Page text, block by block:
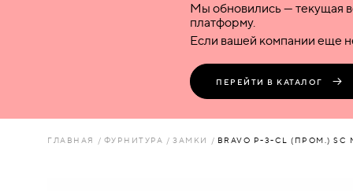
НАЗАД
ПЛАСТИКОВЫЕ
Межкомнатные
Деревянные
Пластиковые
Комбинированные
Входные
Металлические
Пластиковые
Стеклянные
Комбинированные
Специализированные
Металлические
Пластиковые
Стеклянные
Комбинированные
Мы обновились — текущая
платформу.
Если вашей компании еще
ПЕРЕЙТИ В КАТАЛОГ
ГЛАВНАЯ ФУРНИТУРА ЗАМКИ BRAVO P-3-CL (ПРОМ.)